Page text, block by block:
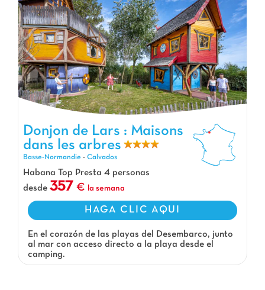
Donjon de Lars : Maisons dans les arbres, Camping Basse-Normandie
Donjon de Lars : Maisons
dans les arbres
Basse-Normandie - Calvados
Habana Top Presta 4 personas
desde 357 la semana
HAGA CLIC AQUI
En el corazón de las playas del Desembarco, junto
al mar con acceso directo a la playa desde el
camping.